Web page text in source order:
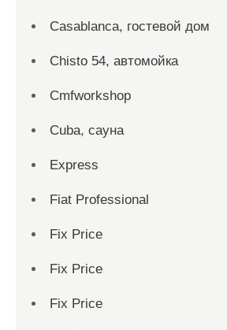
Casablanca, гостевой дом
Chisto 54, автомойка
Cmfworkshop
Cuba, сауна
Express
Fiat Professional
Fix Price
Fix Price
Fix Price